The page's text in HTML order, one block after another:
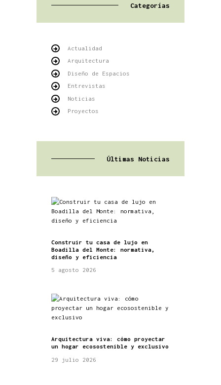
Categorías
Actualidad
Arquitectura
Diseño de Espacios
Entrevistas
Noticias
Proyectos
Últimas Noticias
Construir tu casa de lujo en
Boadilla del Monte: normativa,
diseño y eficiencia
5 agosto 2026
Arquitectura viva: cómo proyectar
un hogar ecosostenible y exclusivo
29 julio 2026